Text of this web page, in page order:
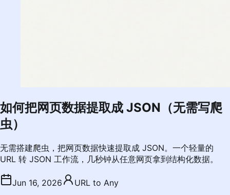
如何把网页数据提取成 JSON（无需写爬
虫）
无需搭建爬虫，把网页数据快速提取成 JSON。一个轻量的
URL 转 JSON 工作流，几秒钟从任意网页拿到结构化数据。
Jun 16, 2026
URL to Any